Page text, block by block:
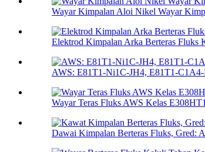
Wayar Kimpalan Aloi Nikel Wayar
Elektrod Kimpalan Arka Berteras Fluks
AWS: E81T1-Ni1C-JH4, E81T1-
Wayar Teras Fluks AWS Kelas
Dawai Kimpalan Berteras Fluks, Gred: